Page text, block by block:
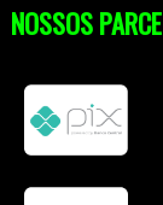
NOSSOS